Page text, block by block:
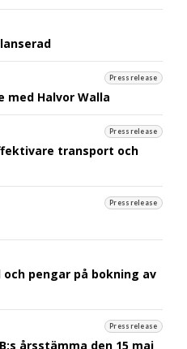
Pressrelease
Halvor Walla
Pressrelease
transport och
Pressrelease
pengar på bokning av
Pressrelease
årsstämma den 15 maj